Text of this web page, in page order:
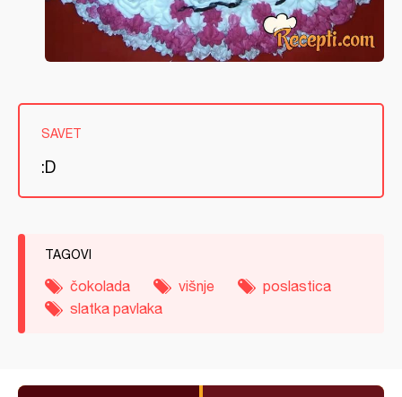
SAVET
:D
TAGOVI
čokolada višnje
poslastica
slatka pavlaka